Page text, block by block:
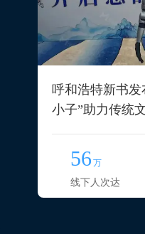
呼和浩特新书发
小子”助力传统
56 万
线下人次达